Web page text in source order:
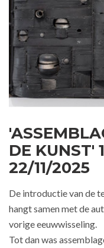
DE KUNST'
22/11/2025
De introductie van de
hangt samen met de
vorige eeuwwisseling.
Tot dan was